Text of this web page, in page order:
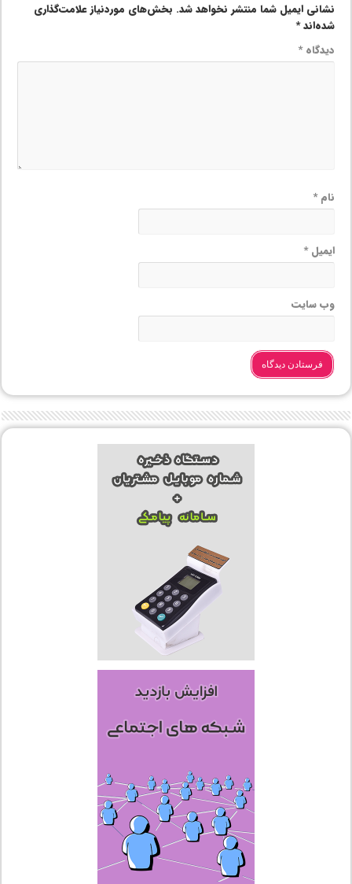
نشانی ایمیل شما منتشر نخواهد شد. بخش‌های موردنیاز علامت‌گذاری
شده‌اند*
دیدگاه*
نام*
ایمیل*
وب‌ سایت